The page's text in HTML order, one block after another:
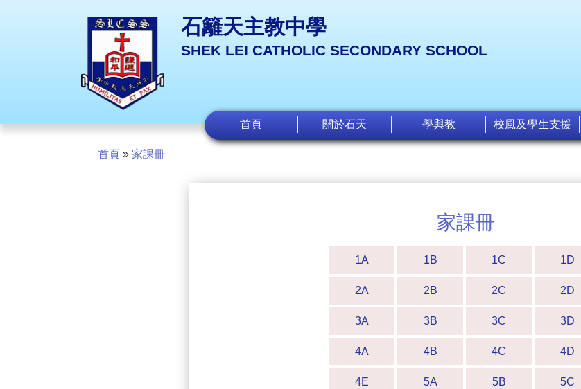
石籬天主教中學
SHEK LEI CATHOLIC SECONDARY SCHOOL
首頁 關於石天 學與教 校風及學生支援
首頁 » 家課冊
家課冊
1A 1B 1C 1D
2A 2B 2C 2D
3A 3B 3C 3D
4A 4B 4C 4D
4E 5A 5B 5C